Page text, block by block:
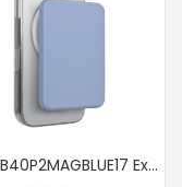
PUFCBB40P2MAGBLUE17 Externa baterija 4200mah plava